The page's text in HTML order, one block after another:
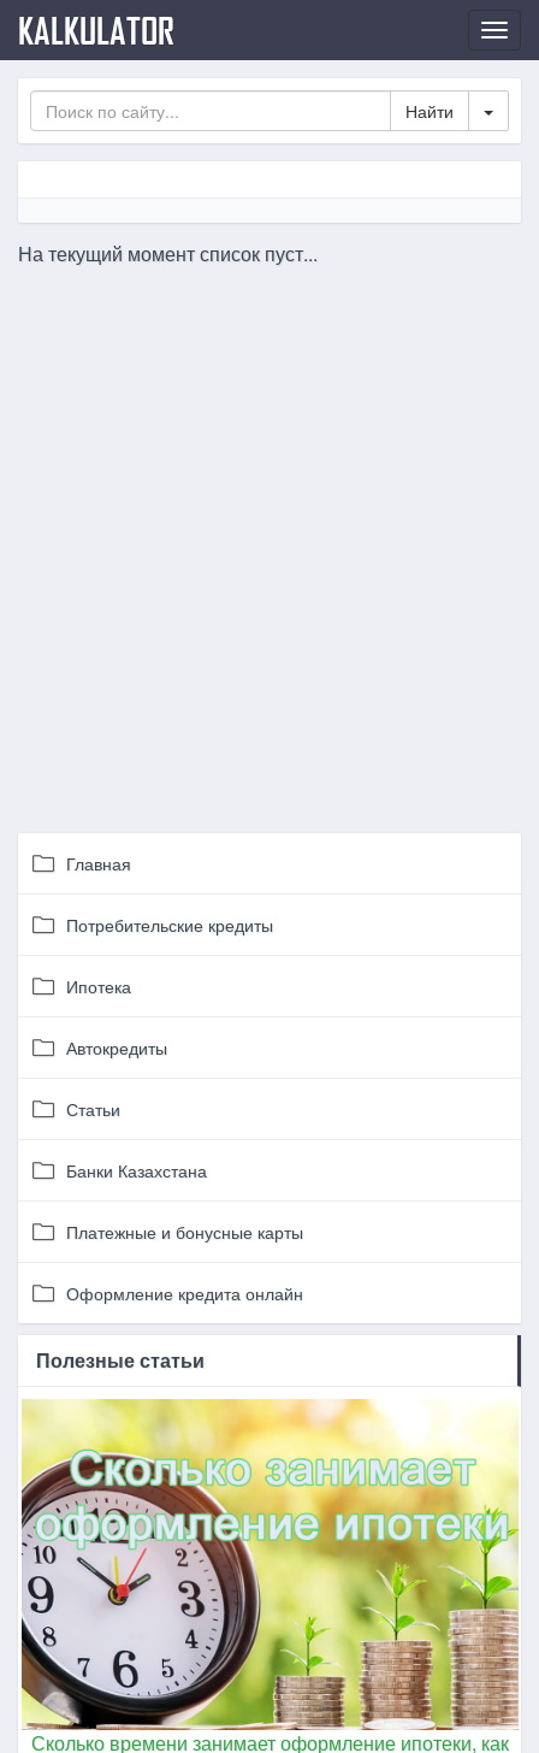
по
KALKULATOR
На текущий момент список пуст...
Главная
Потребительские кредиты
Ипотека
Автокредиты
Статьи
Банки Казахстана
Платежные и бонусные карты
Оформление кредита онлайн
Полезные статьи
Сколько времени занимает оформление ипотеки, как